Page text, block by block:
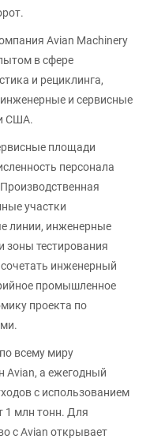
Avian Machinery
в сфере
и рециклинга,
и сервисные
США.
площади
персонала
участки
линии, инженерные
зоны тестирования
инженерный
промышленное
проекта по
всему миру
Avian, а ежегодный
с использованием
1 млн тонн. Для
с Avian открывает